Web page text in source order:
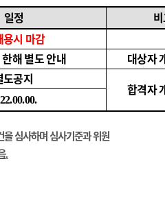
일정
용시 마감
해 별도 안내
대상자
도공지
합격자
심사하며 심사기준과 위원
.